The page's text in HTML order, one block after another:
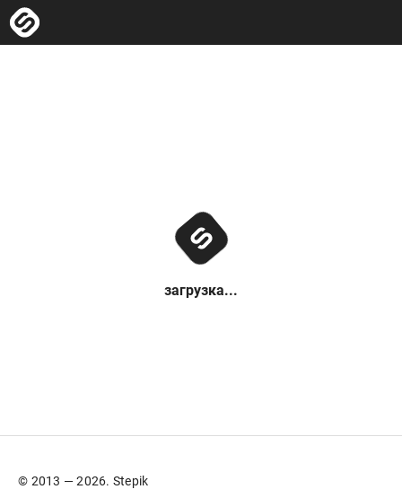
загрузка...
© 2013 — 2026. Stepik